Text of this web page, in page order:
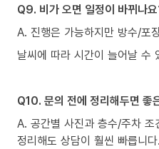
Q9. 비가 오면 일정이 바뀌나
A. 진행은 가능하지만 방수/포
날씨에 따라 시간이 늘어날 수
Q10. 문의 전에 정리해두면 좋
A. 공간별 사진과 층수/주차
정리해도 상담이 훨씬 빠릅니다.